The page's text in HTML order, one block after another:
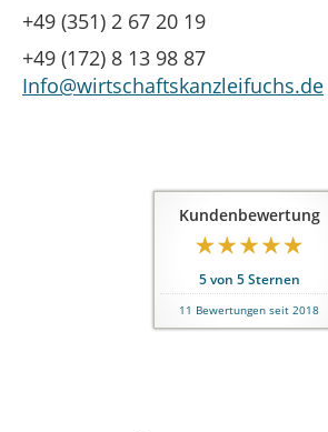
+49 (351) 2 67 20 19
+49 (172) 8 13 98 87
Info@wirtschaftskanzleifuchs.de
Kundenbewertung
5von 5Sternen
11 Bewertungen seit 2018